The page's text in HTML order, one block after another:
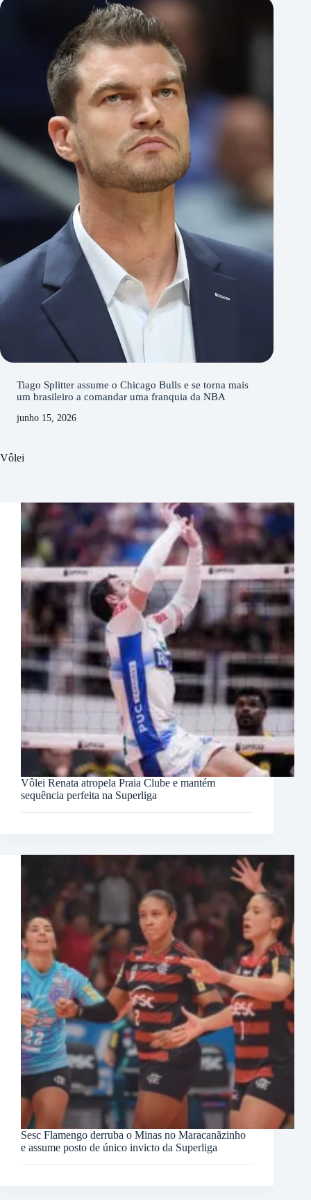
Tiago Splitter assume o Chicago Bulls e se torna mais
um brasileiro a comandar uma franquia da NBA
junho 15, 2026
Vôlei
Vôlei Renata atropela Praia Clube e mantém
sequência perfeita na Superliga
Sesc Flamengo derruba o Minas no Maracanãzinho
e assume posto de único invicto da Superliga